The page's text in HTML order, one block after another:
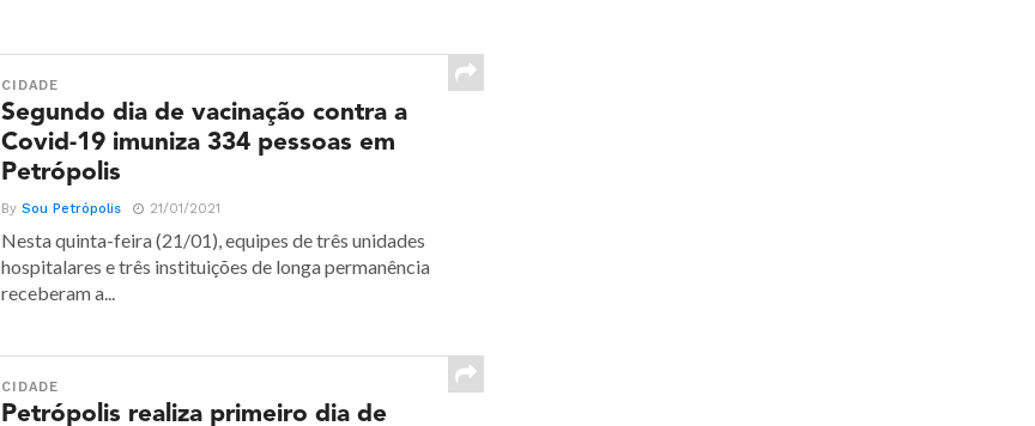
CIDADE
Segundo dia de vacinação contra a
Covid-19 imuniza 334 pessoas em
Petrópolis
BySou Petrópolis 21/01/2021
Nesta quinta-feira (21/01), equipes de três unidades
hospitalares e três instituições de longa permanência
receberam a...
CIDADE
Petrópolis realiza primeiro dia de